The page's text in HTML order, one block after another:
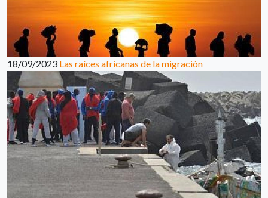
18/09/2023 Las raíces africanas de la migración